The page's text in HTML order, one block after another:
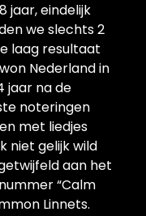
jaar, eindelijk
we slechts 2
laag resultaat
Nederland in
jaar na de
noteringen
met liedjes
niet gelijk wild
aan het
“Calm
Linnets.